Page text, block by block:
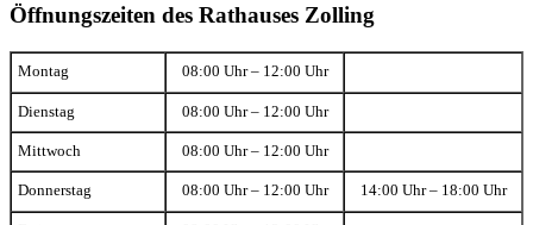
Öffnungszeiten des Rathauses Zolling
Montag 08:00 Uhr – 12:00 Uhr
Dienstag 08:00 Uhr – 12:00 Uhr
Mittwoch 08:00 Uhr – 12:00 Uhr
Donnerstag 08:00 Uhr – 12:00 Uhr 14:00 Uhr – 18:00 Uhr